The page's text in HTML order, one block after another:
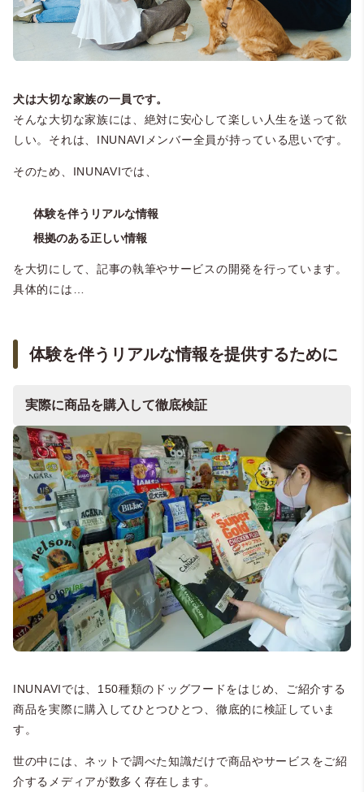
犬は大切な家族の一員です。
そんな大切な家族には、絶対に安心して楽しい人生を送って欲
しい。それは、INUNAVIメンバー全員が持っている思いです。
そのため、INUNAVIでは、
体験を伴うリアルな情報
根拠のある正しい情報
を大切にして、記事の執筆やサービスの開発を行っています。
具体的には…
体験を伴うリアルな情報を提供するために
実際に商品を購入して徹底検証
INUNAVIでは、150種類のドッグフードをはじめ、ご紹介する
商品を実際に購入してひとつひとつ、徹底的に検証していま
す。
世の中には、ネットで調べた知識だけで商品やサービスをご紹
介するメディアが数多く存在します。